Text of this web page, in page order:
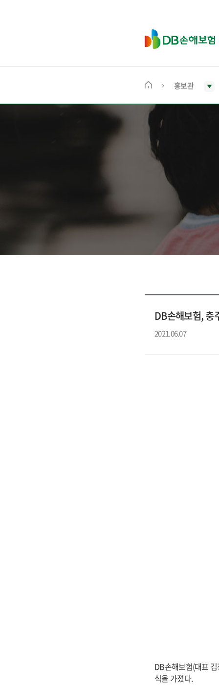
D
B
보
메
화
면
로
이
홍보관
DB손해보험, 충
2021.06.07
DB손해보험(대표
식을 가졌다.